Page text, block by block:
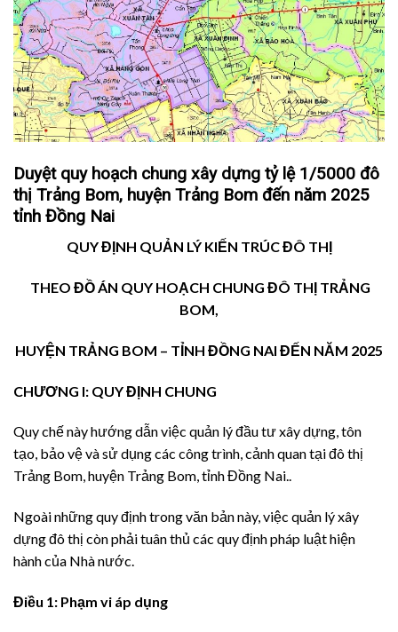
Duyệt quy hoạch chung xây dựng tỷ lệ 1/5000 đô
thị Trảng Bom, huyện Trảng Bom đến năm 2025
tỉnh Đồng Nai
QUY ĐỊNH QUẢN LÝ KIẾN TRÚC ĐÔ THỊ
THEO ĐỒ ÁN QUY HOẠCH CHUNG ĐÔ THỊ TRẢNG
BOM,
HUYỆN TRẢNG BOM – TỈNH ĐỒNG NAI ĐẾN NĂM 2025
CHƯƠNG I: QUY ĐỊNH CHUNG
Quy chế này hướng dẫn việc quản lý đầu tư xây dựng, tôn
tạo, bảo vệ và sử dụng các công trình, cảnh quan tại đô thị
Trảng Bom, huyện Trảng Bom, tỉnh Đồng Nai..
Ngoài những quy định trong văn bản này, việc quản lý xây
dựng đô thị còn phải tuân thủ các quy định pháp luật hiện
hành của Nhà nước.
Điều 1: Phạm vi áp dụng